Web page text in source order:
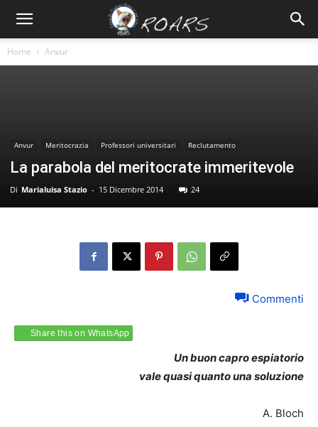
Home Anvur
Anvur Meritocrazia Professori universitari Reclutamento
La parabola del meritocrate immeritevole
Di Marialuisa Stazio - 15 Dicembre 2014 24
Commenti
Share this on WhatsApp
Un buon capro espiatorio
vale quasi quanto una soluzione
A. Bloch